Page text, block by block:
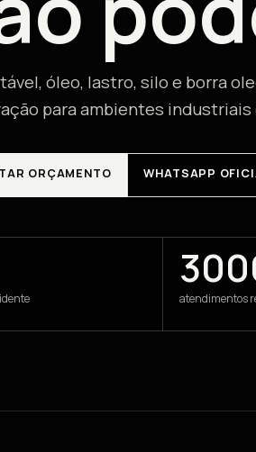
óleo, lastro, silo e borra
para ambientes industriais
ORÇAMENTO WHATSAPP
atendimentos